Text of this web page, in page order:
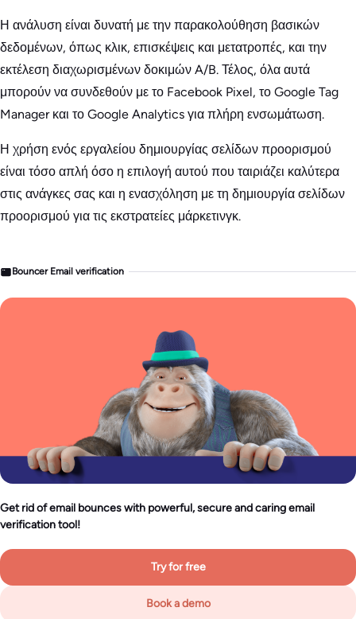
Η ανάλυση είναι δυνατή με την παρακολούθηση βασικών
δεδομένων, όπως κλικ, επισκέψεις και μετατροπές, και την
εκτέλεση διαχωρισμένων δοκιμών A/B. Τέλος, όλα αυτά
μπορούν να συνδεθούν με το Facebook Pixel, το Google Tag
Manager και το Google Analytics για πλήρη ενσωμάτωση.
Η χρήση ενός εργαλείου δημιουργίας σελίδων προορισμού
είναι τόσο απλή όσο η επιλογή αυτού που ταιριάζει καλύτερα
στις ανάγκες σας και η ενασχόληση με τη δημιουργία σελίδων
προορισμού για τις εκστρατείες μάρκετινγκ.
Bouncer Email verification
Get rid of email bounces with powerful, secure and caring email
verification tool!
Try for free
Book a demo